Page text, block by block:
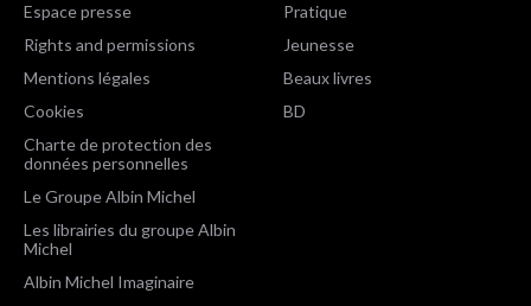
Espace presse
Rights and permissions
Mentions légales
Cookies
Charte de protection des
données personnelles
Le Groupe Albin Michel
Les librairies du groupe Albin
Michel
Albin Michel Imaginaire
Pratique
Jeunesse
Beaux livres
BD